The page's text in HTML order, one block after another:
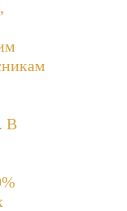
В